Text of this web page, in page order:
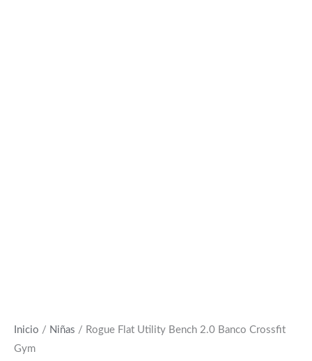
Inicio / Niñas / Rogue Flat Utility Bench 2.0 Banco Crossfit
Gym